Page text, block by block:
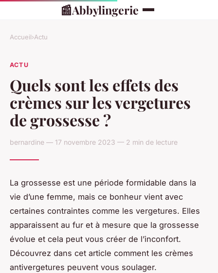
📰Abbylingerie
Accueil›Actu
ACTU
Quels sont les effets des
crèmes sur les vergetures
de grossesse ?
bernardine — 17 novembre 2023 — 2 min de lecture
La grossesse est une période formidable dans la
vie d’une femme, mais ce bonheur vient avec
certaines contraintes comme les vergetures. Elles
apparaissent au fur et à mesure que la grossesse
évolue et cela peut vous créer de l’inconfort.
Découvrez dans cet article comment les crèmes
antivergetures peuvent vous soulager.